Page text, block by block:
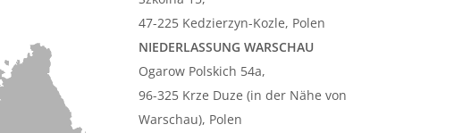
47-225 Kedzierzyn-Kozle, Polen
NIEDERLASSUNG WARSCHAU
Ogarow Polskich 54a,
96-325 Krze Duze (in der Nähe von
Warschau), Polen